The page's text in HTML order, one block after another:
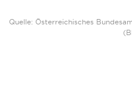
Quelle: Österreichisches